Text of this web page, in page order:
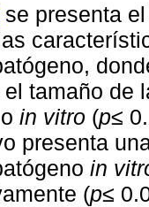
se presenta
tamaño de
o in vitro (p≤
presenta
in
(p≤